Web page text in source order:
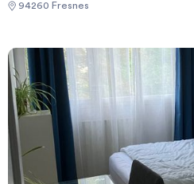
94260 Fresnes